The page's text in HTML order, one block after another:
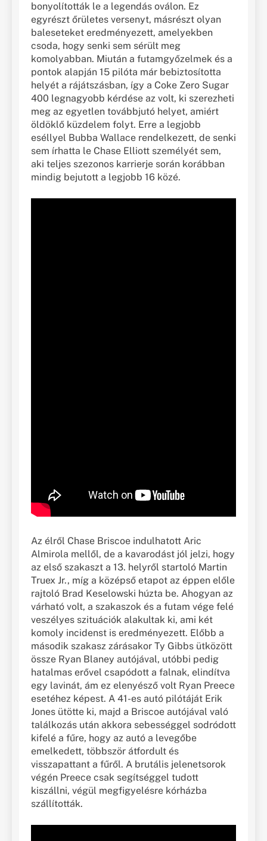
bonyolították le a legendás oválon. Ez
egyrészt őrületes versenyt, másrészt olyan
baleseteket eredményezett, amelyekben
csoda, hogy senki sem sérült meg
komolyabban. Miután a futamgyőzelmek és a
pontok alapján 15 pilóta már bebiztosította
helyét a rájátszásban, így a Coke Zero Sugar
400 legnagyobb kérdése az volt, ki szerezheti
meg az egyetlen továbbjutó helyet, amiért
öldöklő küzdelem folyt. Erre a legjobb
eséllyel Bubba Wallace rendelkezett, de senki
sem írhatta le Chase Elliott személyét sem,
aki teljes szezonos karrierje során korábban
mindig bejutott a legjobb 16 közé.
Az élről Chase Briscoe indulhatott Aric
Almirola mellől, de a kavarodást jól jelzi, hogy
az első szakaszt a 13. helyről startoló Martin
Truex Jr., míg a középső etapot az éppen előle
rajtoló Brad Keselowski húzta be. Ahogyan az
várható volt, a szakaszok és a futam vége felé
veszélyes szituációk alakultak ki, ami két
komoly incidenst is eredményezett. Előbb a
második szakasz zárásakor Ty Gibbs ütközött
össze Ryan Blaney autójával, utóbbi pedig
hatalmas erővel csapódott a falnak, elindítva
egy lavinát, ám ez elenyésző volt Ryan Preece
esetéhez képest. A 41-es autó pilótáját Erik
Jones ütötte ki, majd a Briscoe autójával való
találkozás után akkora sebességgel sodródott
kifelé a fűre, hogy az autó a levegőbe
emelkedett, többször átfordult és
visszapattant a fűről. A brutális jelenetsorok
végén Preece csak segítséggel tudott
kiszállni, végül megfigyelésre kórházba
szállították.